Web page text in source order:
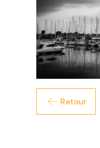
Retour